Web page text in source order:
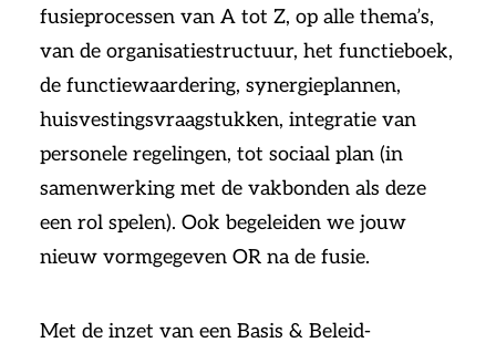
fusieprocessen van A tot Z, op alle thema’s,
van de organisatiestructuur, het functieboek,
de functiewaardering, synergieplannen,
huisvestingsvraagstukken, integratie van
personele regelingen, tot sociaal plan (in
samenwerking met de vakbonden als deze
een rol spelen). Ook begeleiden we jouw
nieuw vormgegeven OR na de fusie.
Met de inzet van een Basis & Beleid-